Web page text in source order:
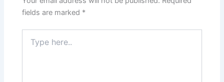
fields are marked *
here..